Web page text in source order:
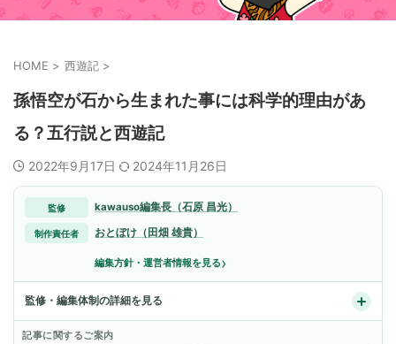
HOME > 西遊記 >
孫悟空が石から生まれた事には科学的理由があ
る？五行説と西遊記
2022年9月17日 2024年11月26日
監修 kawauso編集長（石原 昌光）
制作責任者 おとぼけ（田畑 雄貴）
編集方針・運営者情報を見る›
監修・編集体制の詳細を見る
記事に関するご案内